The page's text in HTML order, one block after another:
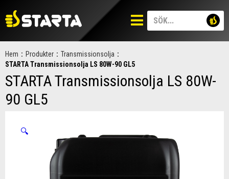
Hem : Produkter : Transmissionsolja :
STARTA Transmissionsolja LS 80W-90 GL5
STARTA Transmissionsolja LS 80W-
90 GL5
🔍